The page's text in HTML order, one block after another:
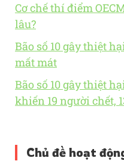
Cơ chế thí điểm
lâu?
Bão số 10 gây thiệt
mất mát
Bão số 10 gây thiệt
khiến 19 người chết,
Chủ đề hoạt